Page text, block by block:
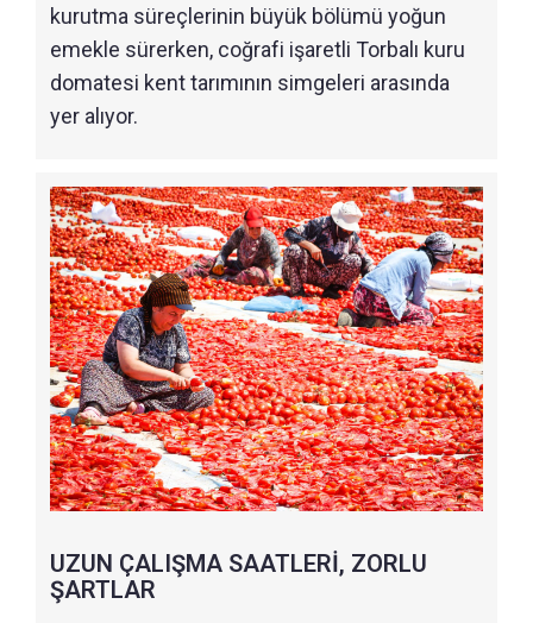
kurutma süreçlerinin büyük bölümü yoğun
emekle sürerken, coğrafi işaretli Torbalı kuru
domatesi kent tarımının simgeleri arasında
yer alıyor.
UZUN ÇALIŞMA SAATLERİ, ZORLU
ŞARTLAR